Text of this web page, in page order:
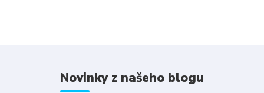
Novinky z našeho blogu